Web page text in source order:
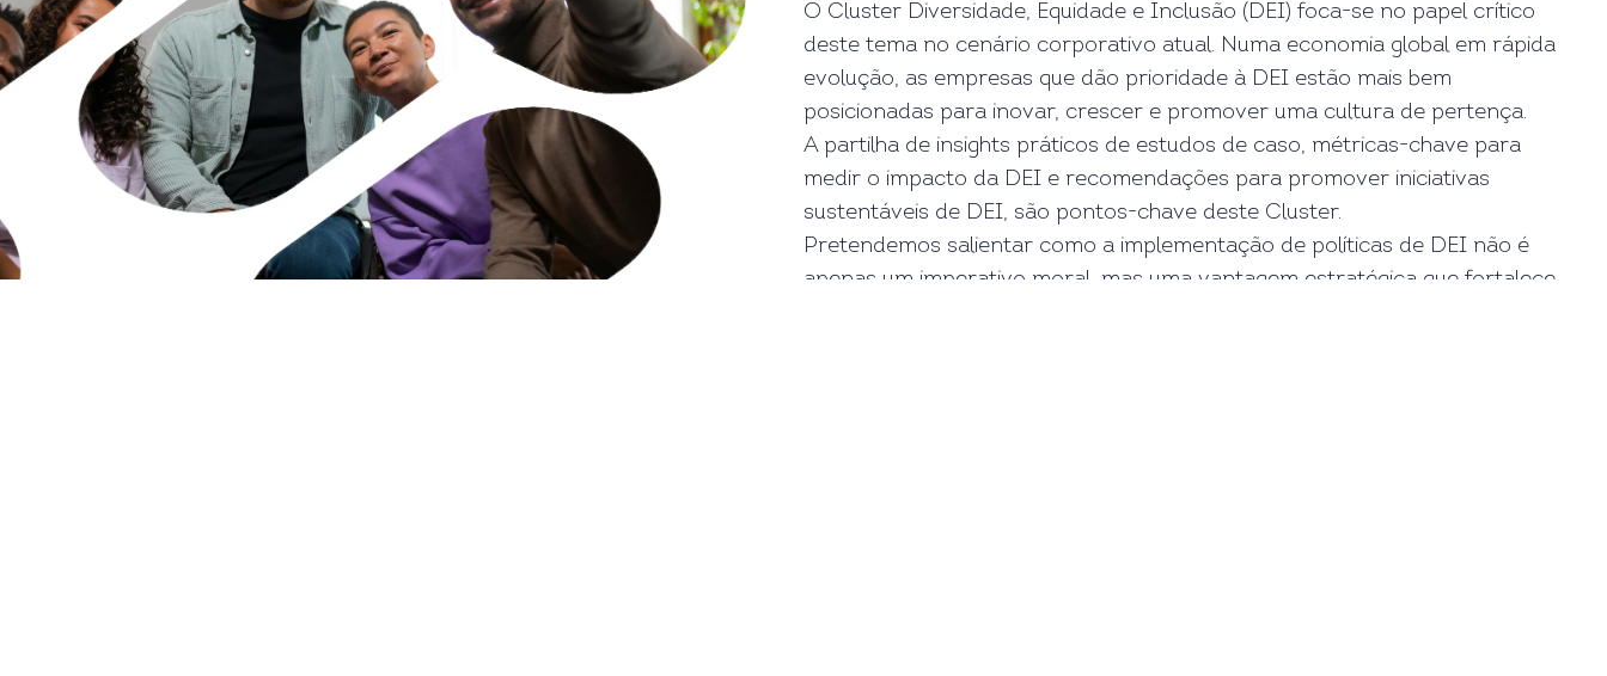
O Cluster Diversidade, Equidade e Inclusão (DEI) foca-se no papel crítico
deste tema no cenário corporativo atual. Numa economia global em rápida
evolução, as empresas que dão prioridade à DEI estão mais bem
posicionadas para inovar, crescer e promover uma cultura de pertença.
A partilha de insights práticos de estudos de caso, métricas-chave para
medir o impacto da DEI e recomendações para promover iniciativas
sustentáveis de DEI, são pontos-chave deste Cluster.
Pretendemos salientar como a implementação de políticas de DEI não é
apenas um imperativo moral, mas uma vantagem estratégica que fortalece